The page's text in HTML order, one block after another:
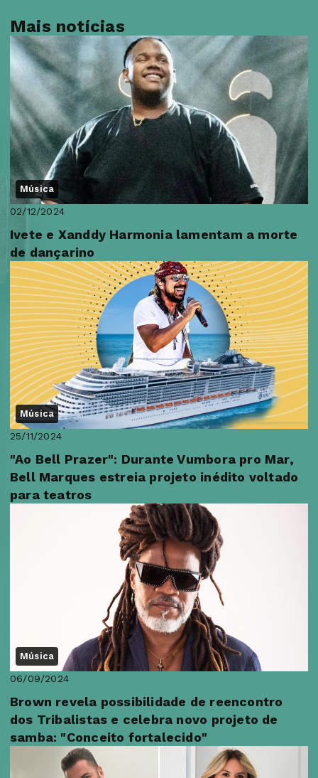
Mais notícias
Música
02/12/2024
Ivete e Xanddy Harmonia lamentam a morte
de dançarino
Música
25/11/2024
"Ao Bell Prazer": Durante Vumbora pro Mar,
Bell Marques estreia projeto inédito voltado
para teatros
Música
06/09/2024
Brown revela possibilidade de reencontro
dos Tribalistas e celebra novo projeto de
samba: "Conceito fortalecido"